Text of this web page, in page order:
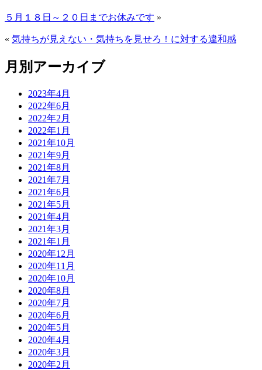
５月１８日～２０日までお休みです »
« 気持ちが見えない・気持ちを見せろ！に対する違和感
月別アーカイブ
2023年4月
2022年6月
2022年2月
2022年1月
2021年10月
2021年9月
2021年8月
2021年7月
2021年6月
2021年5月
2021年4月
2021年3月
2021年1月
2020年12月
2020年11月
2020年10月
2020年8月
2020年7月
2020年6月
2020年5月
2020年4月
2020年3月
2020年2月